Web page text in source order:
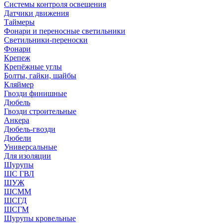
Системы контроля освещения
Датчики движения
Таймеры
Фонари и переносные светильники
Светильники-переноски
Фонари
Крепеж
Крепёжные углы
Болты, гайки, шайбы
Кляймер
Гвозди финишные
Дюбель
Гвозди строительные
Анкера
Дюбель-гвозди
Дюбели
Универсальные
Для изоляции
Шурупы
ШС ГВЛ
ШУЖ
ШСММ
ШСГД
ШСГМ
Шурупы кровельные